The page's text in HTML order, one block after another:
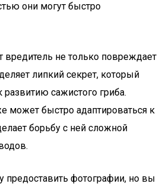
они могут быстро
вредитель не только повреждает
липкий секрет, который
сажистого гриба.
может быстро адаптироваться к
борьбу с ней сложной
предоставить фотографии, но вы